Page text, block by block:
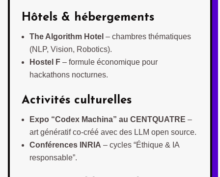
Hôtels & hébergements
The Algorithm Hotel – chambres thématiques
(NLP, Vision, Robotics).
Hostel F – formule économique pour
hackathons nocturnes.
Activités culturelles
Expo “Codex Machina” au CENTQUATRE –
art génératif co-créé avec des LLM open source.
Conférences INRIA – cycles “Éthique & IA
responsable”.